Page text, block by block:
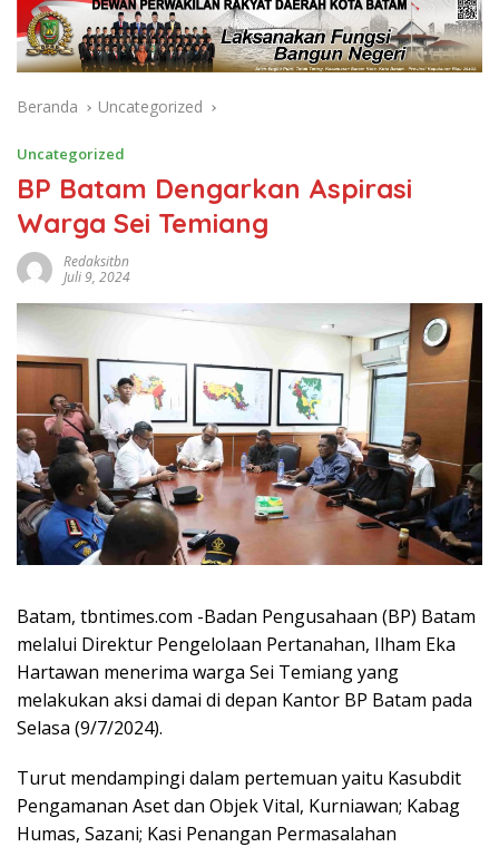
Beranda Uncategorized
Uncategorized
BP Batam Dengarkan Aspirasi
Warga Sei Temiang
Redaksitbn
Juli 9, 2024
Batam, tbntimes.com -Badan Pengusahaan (BP) Batam
melalui Direktur Pengelolaan Pertanahan, Ilham Eka
Hartawan menerima warga Sei Temiang yang
melakukan aksi damai di depan Kantor BP Batam pada
Selasa (9/7/2024).
Turut mendampingi dalam pertemuan yaitu Kasubdit
Pengamanan Aset dan Objek Vital, Kurniawan; Kabag
Humas, Sazani; Kasi Penangan Permasalahan